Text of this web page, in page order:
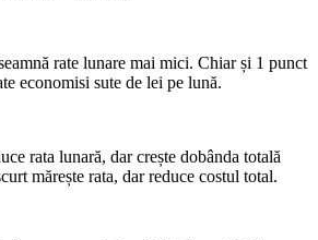
rate lunare mai mici. Chiar și 1 punct
economisi sute de lei pe lună.
rata lunară, dar crește dobânda totală
mărește rata, dar reduce costul total.